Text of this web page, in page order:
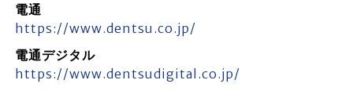
電通
https://www.dentsu.co.jp/
電通デジタル
https://www.dentsudigital.co.jp/